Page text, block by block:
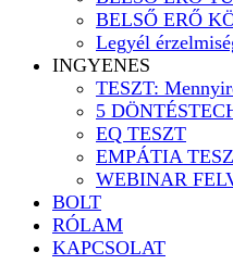
BELSŐ ERŐ
Legyél
INGYENES
TESZT:
5
EQ TESZT
EMPÁTIA
WEBINAR
BOLT
RÓLAM
KAPCSOLAT